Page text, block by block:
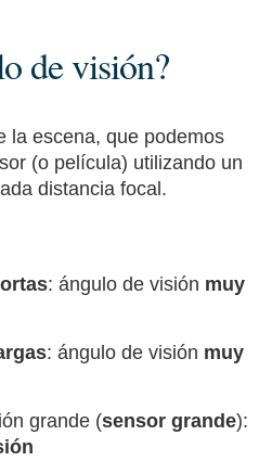
de visión?
la escena, que podemos
(o película) utilizando un
distancia focal.
: ángulo de visión muy
: ángulo de visión muy
grande (sensor grande):